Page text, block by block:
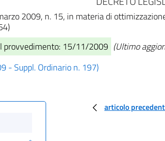
2009, n. 15, in materia di
provvedimento: 15/11/2009 (Ultimo
- Suppl. Ordinario n. 197)
articolo